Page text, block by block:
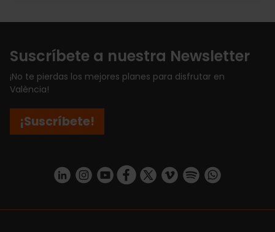
Suscríbete a nuestra Newsletter
¡No te pierdas los mejores planes para disfrutar en
València!
¡Suscríbete!
https://www.linkedin.com/company/turismo-valencia/mycompany/
https://www.instagram.com/visit_valencia/
https://www.youtube.com/user/
https://www.facebook.com/
https://twitter.com/
https://vimeo.com/
https://https://api.whatsapp.com/